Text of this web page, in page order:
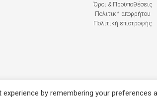
Όροι & Προϋποθέσεις
Πολιτική απορρήτου
Πολιτική επιστροφής
by remembering your preferences